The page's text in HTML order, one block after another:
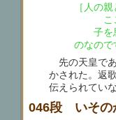
［人の
ここ
子を思
のなので
先の天皇で
かされた。返
伝えられていな
046段 いその